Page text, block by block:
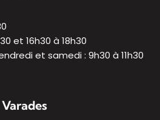
et 16h30 à 18h30
et samedi : 9h30 à 11h30
Varades